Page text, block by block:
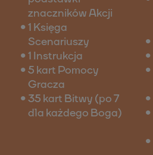
znaczników Akcji
1 Księga
Scenariuszy
1 Instrukcja
5 kart Pomocy
Gracza
35 kart Bitwy (po 7
dla każdego Boga)